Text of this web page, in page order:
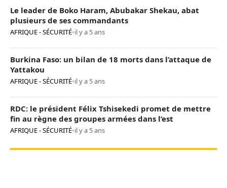
Le leader de Boko Haram, Abubakar Shekau, abat
plusieurs de ses commandants
AFRIQUE - SÉCURITÉ•il y a 5 ans
Burkina Faso: un bilan de 18 morts dans l’attaque de
Yattakou
AFRIQUE - SÉCURITÉ•il y a 5 ans
RDC: le président Félix Tshisekedi promet de mettre
fin au règne des groupes armées dans l’est
AFRIQUE - SÉCURITÉ•il y a 5 ans